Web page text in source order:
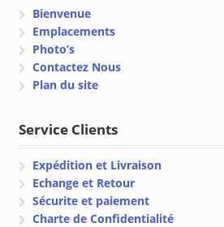
Bienvenue
Emplacements
Photo’s
Contactez Nous
Plan du site
Service Clients
Expédition et Livraison
Echange et Retour
Sécurite et paiement
Charte de Confidentialité